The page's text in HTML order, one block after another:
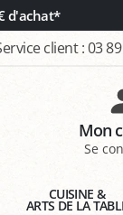
d'achat*
client :03
Mon
Se
CUISINE &
ARTS DE LA